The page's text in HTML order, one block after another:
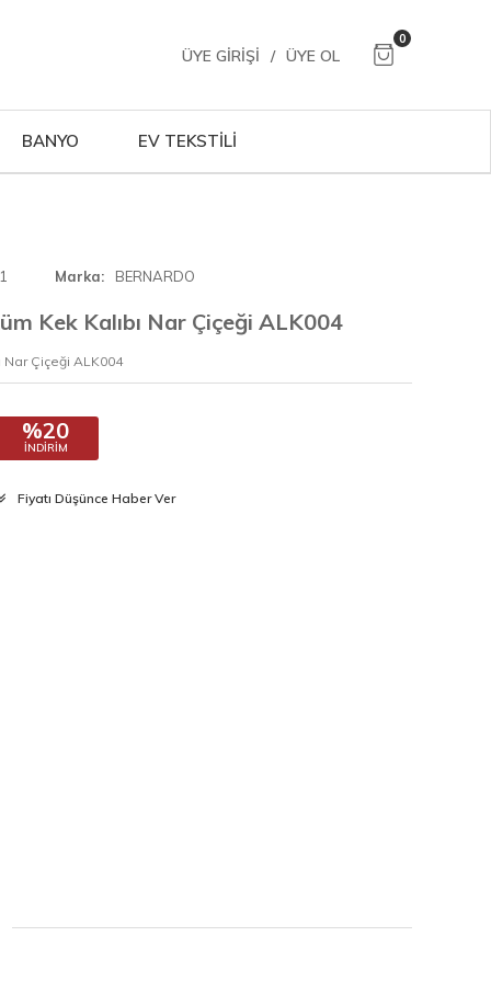
ÜYE GIRIŞI / ÜYE OL
0
BANYO EV TEKSTİLİ
Marka BERNARDO
Kek Kalıbı Nar Çiçeği ALK004
Nar Çiçeği ALK004
%20
İNDIRIM
Fiyatı Düşünce Haber Ver